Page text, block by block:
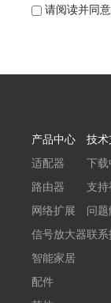
请阅读并同
产品中心
适配器
路由器
网络扩展
信号放大器
智能家居
配件
技术
下载
支持
问
联系